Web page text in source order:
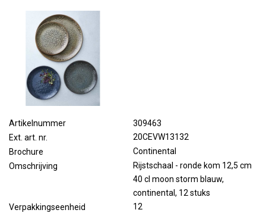
Artikelnummer
309463
Ext. art. nr.
20CEVW13132
Brochure
Continental
Omschrijving
Rijstschaal - ronde kom 12,5 cm
40 cl moon storm blauw,
continental, 12 stuks
Verpakkingseenheid
12